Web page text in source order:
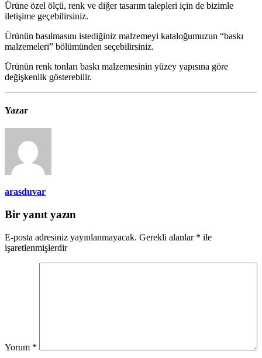
Ürüne özel ölçü, renk ve diğer tasarım talepleri için de bizimle
iletişime geçebilirsiniz.
Ürünün basılmasını istediğiniz malzemeyi kataloğumuzun “baskı
malzemeleri” bölümünden seçebilirsiniz.
Ürünün renk tonları baskı malzemesinin yüzey yapısına göre
değişkenlik gösterebilir.
Yazar
arasduvar
Bir yanıt yazın
E-posta adresiniz yayınlanmayacak. Gerekli alanlar * ile
işaretlenmişlerdir
Yorum *